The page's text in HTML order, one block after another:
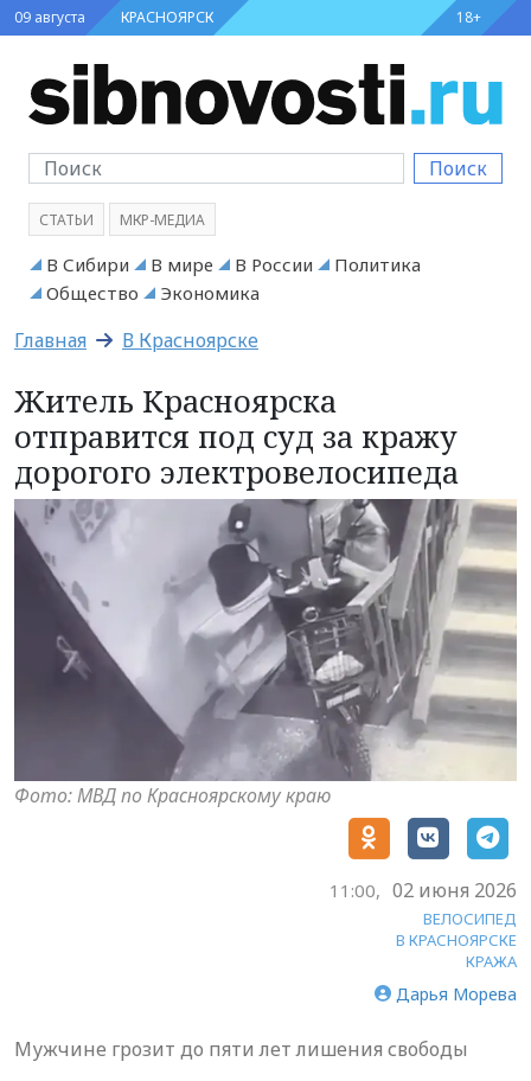
09 августа КРАСНОЯРСК 18+
Поиск
СТАТЬИ МКР-МЕДИА
В Сибири В мире В России
Политика
Общество
Экономика
Главная В Красноярске
Житель Красноярска
отправится под суд за кражу
дорогого электровелосипеда
Фото: МВД по Красноярскому краю
11:00, 02 июня 2026
ВЕЛОСИПЕД
В КРАСНОЯРСКЕ
КРАЖА
Дарья Морева
Мужчине грозит до пяти лет лишения свободы